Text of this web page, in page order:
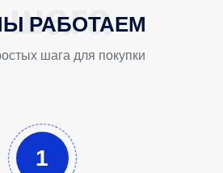
РАБОТАЕМ
шага для покупки
1